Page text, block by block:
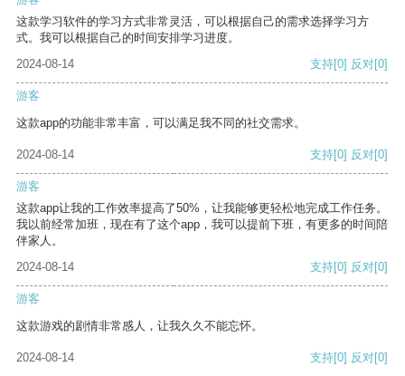
这款学习软件的学习方式非常灵活，可以根据自己的需求选择学习方
式。我可以根据自己的时间安排学习进度。
2024-08-14
支持[0] 反对[0]
游客
这款app的功能非常丰富，可以满足我不同的社交需求。
2024-08-14 支持[0] 反对[0]
游客
这款app让我的工作效率提高了50%，让我能够更轻松地完成工作任务。
我以前经常加班，现在有了这个app，我可以提前下班，有更多的时间陪
伴家人。
2024-08-14
支持[0] 反对[0]
游客
这款游戏的剧情非常感人，让我久久不能忘怀。
2024-08-14 支持[0] 反对[0]